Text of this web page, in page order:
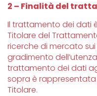
2 – Finalità del
Il trattamento dei dati
Titolare del
ricerche di mercato
gradimento
trattamento dei dati
sopra è
Titolare.